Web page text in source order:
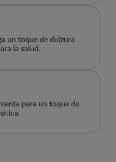
un toque de dulzura
la salud.
para un toque de